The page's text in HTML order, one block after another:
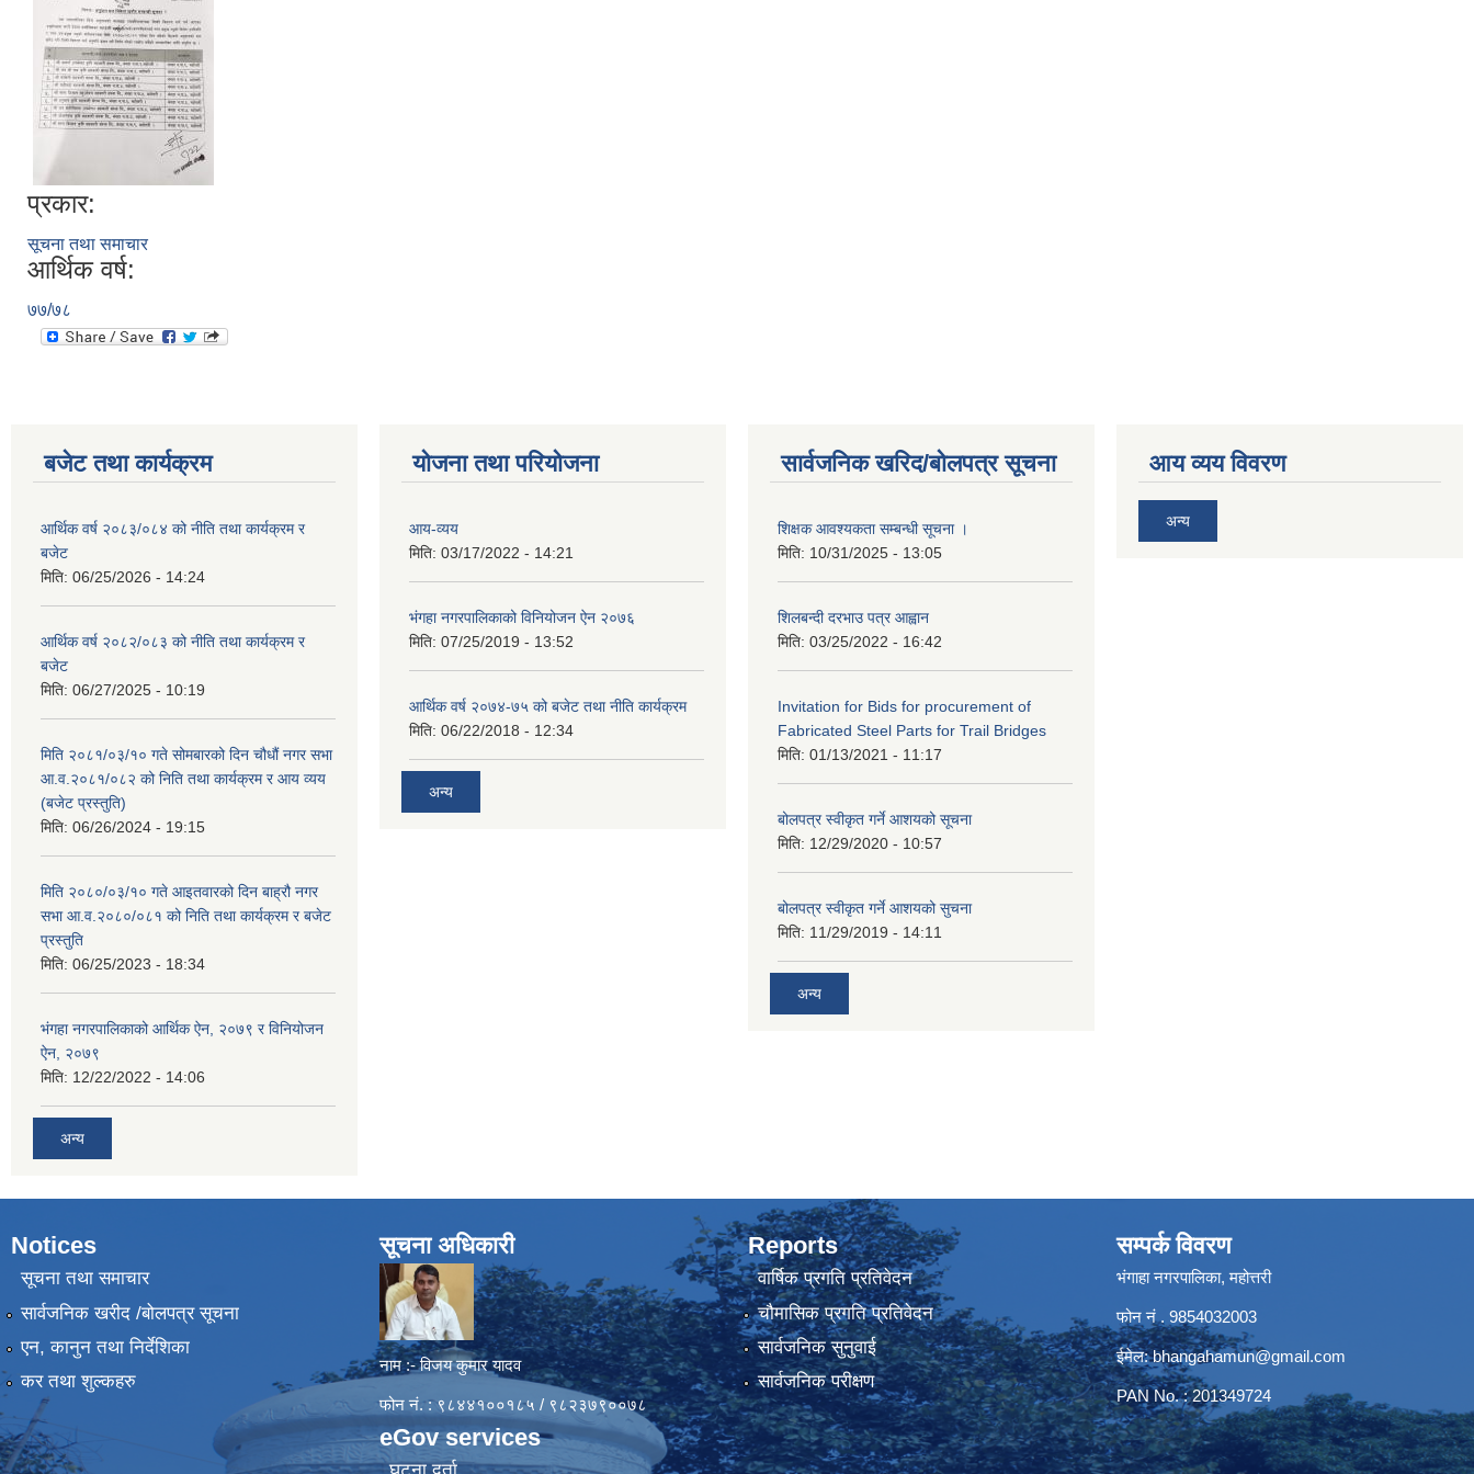
प्रकार:
सूचना तथा समाचार
आर्थिक वर्ष:
७७/७८
बजेट तथा कार्यक्रम
आर्थिक वर्ष २०८३/०८४ को नीति तथा कार्यक्रम र
बजेट
मिति: 06/25/2026 - 14:24
आर्थिक वर्ष २०८२/०८३ को नीति तथा कार्यक्रम र
बजेट
मिति: 06/27/2025 - 10:19
मिति २०८१/०३/१० गते सोमबारको दिन चौधौं नगर सभा
आ.व.२०८१/०८२ को निति तथा कार्यक्रम र आय व्यय
(बजेट प्रस्तुति)
मिति: 06/26/2024 - 19:15
मिति २०८०/०३/१० गते आइतवारको दिन बाह्रौ नगर
सभा आ.व.२०८०/०८१ को निति तथा कार्यक्रम र बजेट
प्रस्तुति
मिति: 06/25/2023 - 18:34
भंगहा नगरपालिकाको आर्थिक ऐन, २०७९ र विनियोजन
ऐन, २०७९
मिति: 12/22/2022 - 14:06
अन्य
योजना तथा परियोजना
आय-व्यय
मिति: 03/17/2022 - 14:21
भंगहा नगरपालिकाको विनियोजन ऐन २०७६
मिति: 07/25/2019 - 13:52
आर्थिक वर्ष २०७४-७५ को बजेट तथा नीति कार्यक्रम
मिति: 06/22/2018 - 12:34
अन्य
सार्वजनिक खरिद/बोलपत्र सूचना
शिक्षक आवश्यकता सम्बन्धी सूचना ।
मिति: 10/31/2025 - 13:05
शिलबन्दी दरभाउ पत्र आह्वान
मिति: 03/25/2022 - 16:42
Invitation for Bids for procurement of
Fabricated Steel Parts for Trail Bridges
मिति: 01/13/2021 - 11:17
बोलपत्र स्वीकृत गर्ने आशयको सूचना
मिति: 12/29/2020 - 10:57
बोलपत्र स्वीकृत गर्ने आशयको सुचना
मिति: 11/29/2019 - 14:11
अन्य
आय व्यय विवरण
अन्य
Notices
सूचना तथा समाचार
सार्वजनिक खरीद /बोलपत्र सूचना
एन, कानुन तथा निर्देशिका
कर तथा शुल्कहरु
सूचना अधिकारी
नाम :- विजय कुमार यादव
फोन नं. : ९८४४१००१८५ / ९८२३७९००७८
eGov services
Reports
वार्षिक प्रगति प्रतिवेदन
चौमासिक प्रगति प्रतिवेदन
सार्वजनिक सुनुवाई
सार्वजनिक परीक्षण
सम्पर्क विवरण
भंगाहा नगरपालिका, महोत्तरी
फोन नं . 9854032003
ईमेल:bhangahamun@gmail.com
PAN No. : 201349724